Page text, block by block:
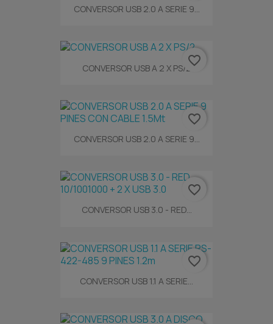
CONVERSOR USB 2.0 A SERIE 9...
CONVERSOR USB A 2 X PS/2
favorite_border
CONVERSOR USB 2.0 A SERIE 9...
favorite_border
CONVERSOR USB 3.0 - RED...
favorite_border
CONVERSOR USB 1.1 A SERIE...
favorite_border